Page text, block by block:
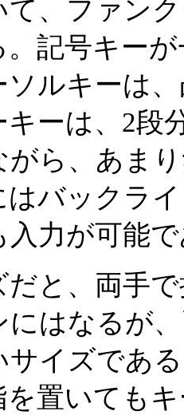
て、ファン
。記号キー
ソルキーは
キーは、2段
がら、あま
はバックラ
入力が可能
と、両手
にはなるが
サイズであ
を置いても